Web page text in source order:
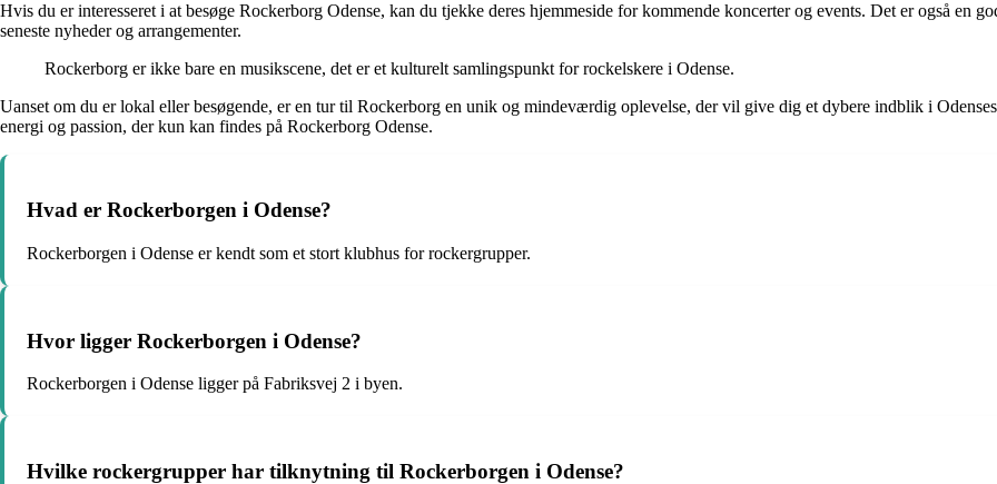
Hvis du er interesseret i at besøge Rockerborg Odense, kan du tjekke deres hjemmeside for kommende koncerter og events. Det er også en
seneste nyheder og arrangementer.
Rockerborg er ikke bare en musikscene, det er et kulturelt samlingspunkt for rockelskere i Odense.
Uanset om du er lokal eller besøgende, er en tur til Rockerborg en unik og mindeværdig oplevelse, der vil give dig et dybere indblik i
energi og passion, der kun kan findes på Rockerborg Odense.
Hvad er Rockerborgen i Odense?
Rockerborgen i Odense er kendt som et stort klubhus for rockergrupper.
Hvor ligger Rockerborgen i Odense?
Rockerborgen i Odense ligger på Fabriksvej 2 i byen.
Hvilke rockergrupper har tilknytning til Rockerborgen i Odense?